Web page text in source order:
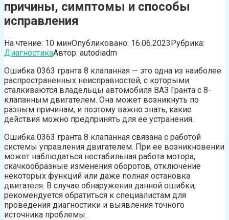
причины, симптомы и способы
исправления
На чтение: 10 минОпубликовано: 16.06.2023Рубрика:
ДиагностикаАвтор: autodiadm
Ошибка 0363 гранта 8 клапанная — это одна из наиболее
распространенных неисправностей, с которыми
сталкиваются владельцы автомобиля ВАЗ Гранта с 8-
клапанным двигателем. Она может возникнуть по
разным причинам, и поэтому важно знать, какие
действия можно предпринять для ее устранения.
Ошибка 0363 гранта 8 клапанная связана с работой
системы управления двигателем. При ее возникновении
может наблюдаться нестабильная работа мотора,
скачкообразные изменения оборотов, отключение
некоторых функций или даже полная остановка
двигателя. В случае обнаружения данной ошибки,
рекомендуется обратиться к специалистам для
проведения диагностики и выявления точного
источника проблемы.